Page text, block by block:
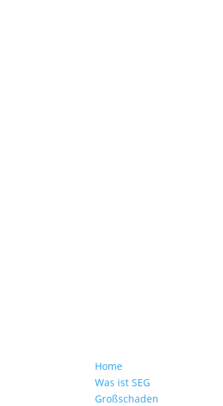
Home
Was ist SEG
Großschaden